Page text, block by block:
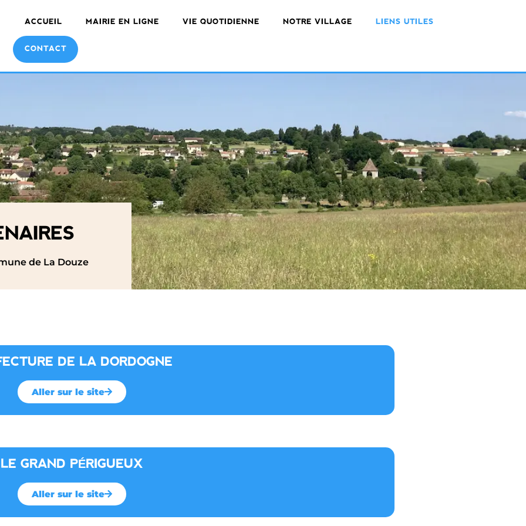
ACCUEIL MAIRIE EN LIGNE VIE QUOTIDIENNE NOTRE VILLAGE LIENS UTILES
CONTACT
de La Douze
DE LA DORDOGNE
Aller sur le site
LE GRAND PÉRIGUEUX
Aller sur le site